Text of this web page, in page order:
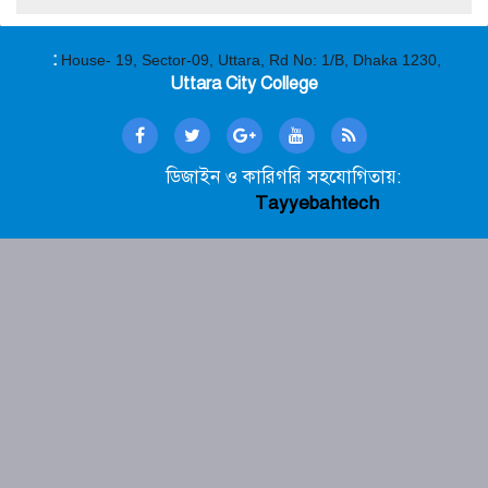
: House- 19, Sector-09, Uttara, Rd No: 1/B, Dhaka 1230,
Uttara City College
ডিজাইন ও কারিগরি সহযোগিতায়:
Tayyebahtech